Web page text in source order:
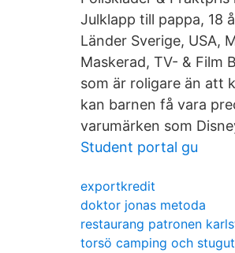
Julklapp till pappa, 18
Länder Sverige, USA,
Maskerad, TV- & Film
som är roligare än att
kan barnen få vara
varumärken som
Student portal gu
exportkredit
doktor jonas metoda
restaurang patronen
torsö camping och